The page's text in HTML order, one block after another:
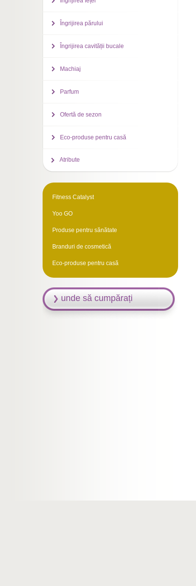
Îngrijirea părului
Îngrijirea cavității bucale
Machiaj
Parfum
Ofertă de sezon
Eco-produse pentru casă
Atribute
Fitness Catalyst
Yoo GO
Produse pentru sănătate
Branduri de cosmetică
Eco-produse pentru casă
unde să cumpărați